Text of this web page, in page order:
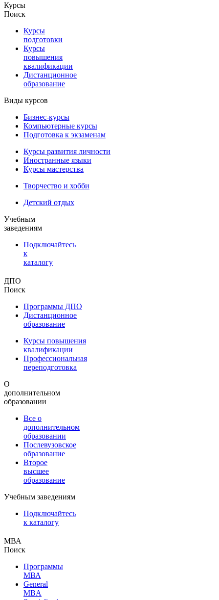
Курсы
Поиск
Курсы
подготовки
Курсы
повышения
квалификации
Дистанционное
образование
Виды курсов
Бизнес-курсы
Компьютерные курсы
Подготовка к экзаменам
Курсы развития личности
Иностранные языки
Курсы мастерства
Творчество и хобби
Детский отдых
Учебным
заведениям
Подключайтесь
к
каталогу
ДПО
Поиск
Программы ДПО
Дистанционное
образование
Курсы повышения
квалификации
Профессиональная
переподготовка
О
дополнительном
образовании
Все о
дополнительном
образовании
Послевузовское
образование
Второе
высшее
образование
Учебным заведениям
Подключайтесь
к каталогу
МВА
Поиск
Программы
МВА
General
MBA